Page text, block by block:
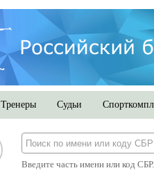
Тренеры Судьи
Введите часть имени или код